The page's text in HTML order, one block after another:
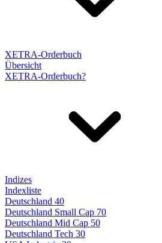
XETRA-Orderbuch
Übersicht
XETRA-Orderbuch?
Indizes
Indexliste
Deutschland 40
Deutschland Small Cap 70
Deutschland Mid Cap 50
Deutschland Tech 30